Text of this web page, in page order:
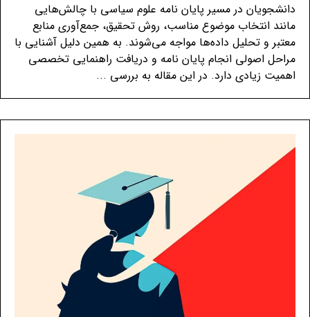
دانشجویان در مسیر پایان نامه علوم سیاسی با چالش‌هایی
مانند انتخاب موضوع مناسب، روش تحقیق، جمع‌آوری منابع
معتبر و تحلیل داده‌ها مواجه می‌شوند. به همین دلیل آشنایی با
مراحل اصولی انجام پایان نامه و دریافت راهنمایی تخصصی
اهمیت زیادی دارد. در این مقاله به بررسی ...